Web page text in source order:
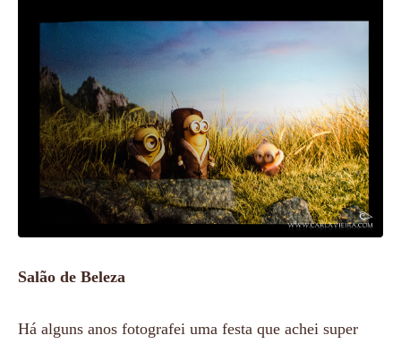
Salão de Beleza
Há alguns anos fotografei uma festa que achei super